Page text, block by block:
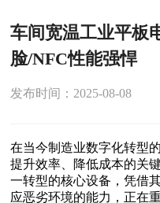
车间宽温工业平板
脸/NFC性能强悍‌
发布时间：2025-08-08
在当今制造业数字化转型
提升效率、降低成本的关
一转型的核心设备，凭借
应恶劣环境的能力，正在